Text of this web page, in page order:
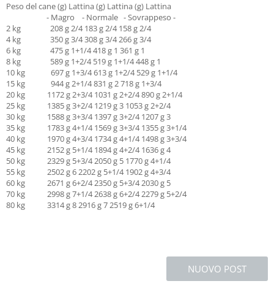
Peso del cane (g) Lattina (g) Lattina (g) Lattina
- Magro - Normale - Sovrappeso -
2 kg 208 g 2/4 183 g 2/4 158 g 2/4
4 kg 350 g 3/4 308 g 3/4 266 g 3/4
6 kg 475 g 1+1/4 418 g 1 361 g 1
8 kg 589 g 1+2/4 519 g 1+1/4 448 g 1
10 kg 697 g 1+3/4 613 g 1+2/4 529 g 1+1/4
15 kg 944 g 2+1/4 831 g 2 718 g 1+3/4
20 kg 1172 g 2+3/4 1031 g 2+2/4 890 g 2+1/4
25 kg 1385 g 3+2/4 1219 g 3 1053 g 2+2/4
30 kg 1588 g 3+3/4 1397 g 3+2/4 1207 g 3
35 kg 1783 g 4+1/4 1569 g 3+3/4 1355 g 3+1/4
40 kg 1970 g 4+3/4 1734 g 4+1/4 1498 g 3+3/4
45 kg 2152 g 5+1/4 1894 g 4+2/4 1636 g 4
50 kg 2329 g 5+3/4 2050 g 5 1770 g 4+1/4
55 kg 2502 g 6 2202 g 5+1/4 1902 g 4+3/4
60 kg 2671 g 6+2/4 2350 g 5+3/4 2030 g 5
70 kg 2998 g 7+1/4 2638 g 6+2/4 2279 g 5+2/4
80 kg 3314 g 8 2916 g 7 2519 g 6+1/4
NUOVO POST